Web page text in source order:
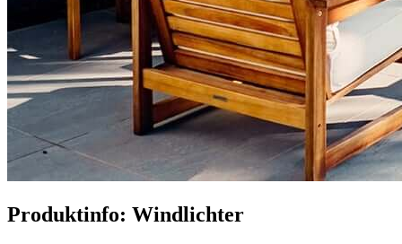
Produktinfo: Windlichter